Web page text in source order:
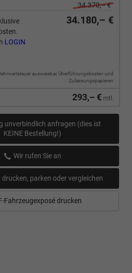
34.370,– €
LOGIN
34.180,– €
ausweisbar, Überführungskosten und
Zulassungspapieren
293,– € mtl.
unverbindlich anfragen (dies ist
KEINE Bestellung!)
Wir rufen Sie an
drucken, parken oder vergleichen
Fahrzeugexposé drucken